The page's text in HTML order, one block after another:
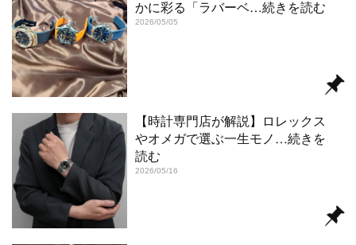
かに彩る「ラバーベ…続きを読む
2026/05/05
【時計専門店が解説】ロレックス
やオメガで選ぶ一生モノ …続きを
読む
2026/05/16